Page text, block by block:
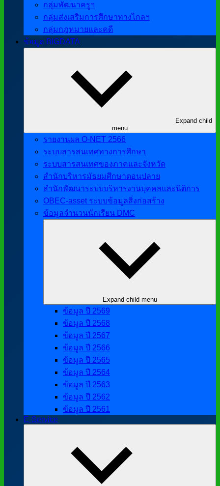
กลุ่มพัฒนาครูฯ
กลุ่มส่งเสริมการศึกษาทางไกลฯ
กลุ่มกฎหมายและคดี
ข้อมูล BIGDATA
Expand child
menu
รายงานผล O-NET 2566
ระบบสารสนเทศทางการศึกษา
ระบบสารสนเทศของภาคและจังหวัด
สำนักบริหารมัธยมศึกษาตอนปลาย
สำนักพัฒนาระบบบริหารงานบุคคลและนิติการ
OBEC-asset ระบบข้อมูลสิ่งก่อสร้าง
ข้อมูลจำนวนนักเรียน DMC
Expand child menu
ข้อมูล ปี 2569
ข้อมูล ปี 2568
ข้อมูล ปี 2567
ข้อมูล ปี 2566
ข้อมูล ปี 2565
ข้อมูล ปี 2564
ข้อมูล ปี 2563
ข้อมูล ปี 2562
ข้อมูล ปี 2561
E-Service